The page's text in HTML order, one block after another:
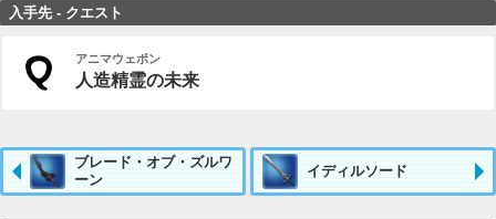
入手先 - クエスト
アニマウェポン
人造精霊の未来
ブレード・オブ・ズルワ
ーン
イディルソード